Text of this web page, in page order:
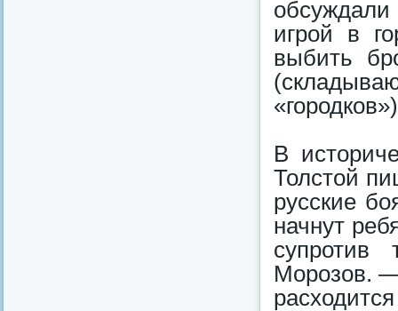
игрой в
выбить
В
Толстой
русские
начнут
Морозов.